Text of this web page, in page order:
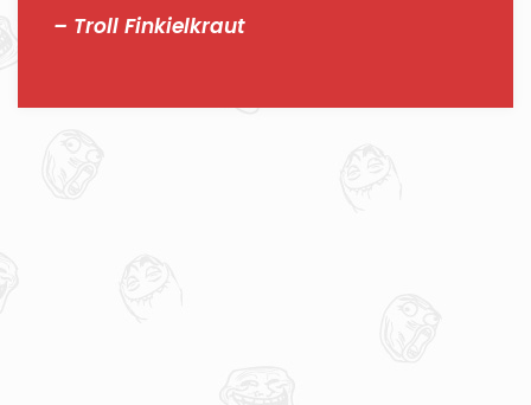
– Troll Finkielkraut